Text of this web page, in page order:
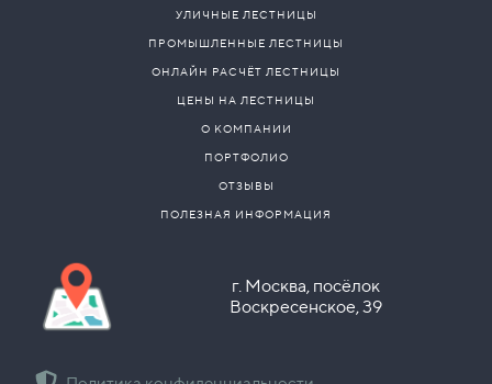
УЛИЧНЫЕ ЛЕСТНИЦЫ
ПРОМЫШЛЕННЫЕ ЛЕСТНИЦЫ
ОНЛАЙН РАСЧЁТ ЛЕСТНИЦЫ
ЦЕНЫ НА ЛЕСТНИЦЫ
О КОМПАНИИ
ПОРТФОЛИО
ОТЗЫВЫ
ПОЛЕЗНАЯ ИНФОРМАЦИЯ
г. Москва, посёлок
Воскресенское, 39